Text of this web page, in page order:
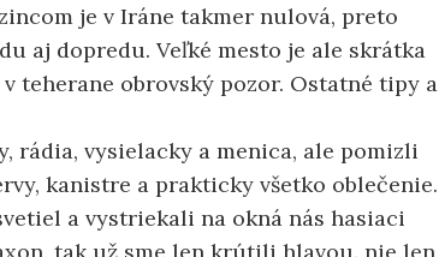
je v Iráne takmer nulová, preto
aj dopredu. Veľké mesto je ale skrátka
teherane obrovský pozor. Ostatné tipy a
rádia, vysielacky a menica, ale pomizli
kanistre a prakticky všetko oblečenie.
a vystriekali na okná nás hasiaci
tak už sme len krútili hlavou. nie len